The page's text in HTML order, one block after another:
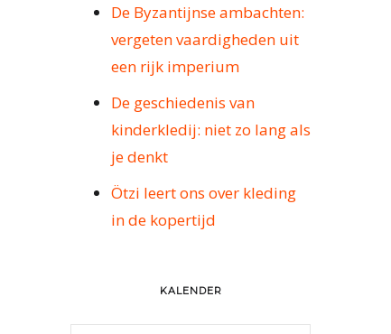
De Byzantijnse ambachten:
vergeten vaardigheden uit
een rijk imperium
De geschiedenis van
kinderkledij: niet zo lang als
je denkt
Ötzi leert ons over kleding
in de kopertijd
KALENDER